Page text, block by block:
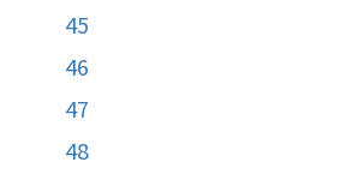
45
46
47
48